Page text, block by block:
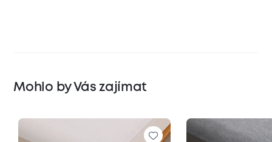
Mohlo by Vás zajímat